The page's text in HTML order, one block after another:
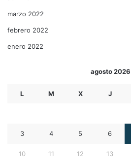
marzo 2022
febrero 2022
enero 2022
agosto 2026
L M X J
3 4 5 6
10 11 12 13